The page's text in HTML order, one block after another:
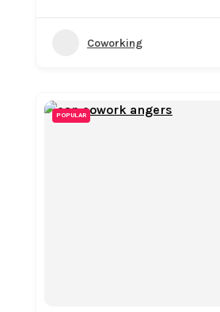
Coworking
POPULAR